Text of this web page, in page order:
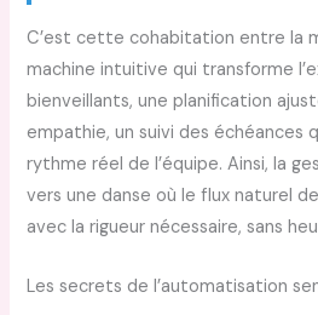
C’est cette cohabitation entre la
machine intuitive qui transforme
bienveillants, une planification
empathie, un suivi des échéances
rythme réel de l’équipe. Ainsi, la
vers une danse où le flux naturel
avec la rigueur nécessaire, sans
Les secrets de l’automatisation